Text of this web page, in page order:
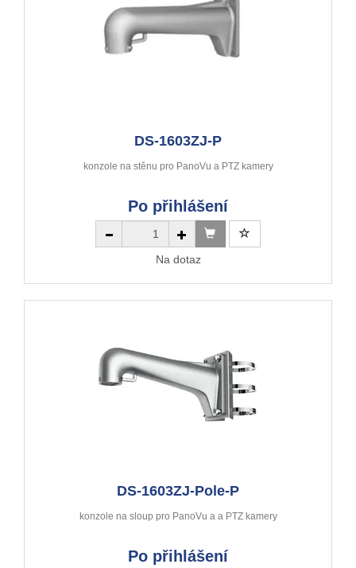
DS-1603ZJ-P
konzole na stěnu pro PanoVu a PTZ kamery
Po přihlášení
Na dotaz
DS-1603ZJ-Pole-P
konzole na sloup pro PanoVu a a PTZ kamery
Po přihlášení